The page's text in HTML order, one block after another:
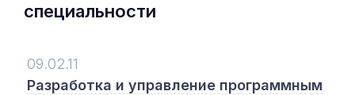
специальности
09.02.11
Разработка и управление программным